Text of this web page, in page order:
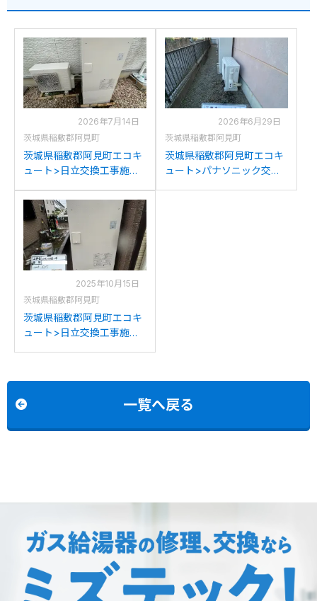
2026年7月14日
茨城県稲敷郡阿見町
茨城県稲敷郡阿見町エコキ
ュート>日立交換工事施工
日立BHP-FG37XUへの交換
2026年6月29日
茨城県稲敷郡阿見町
茨城県稲敷郡阿見町エコキ
ュート>パナソニック交換
2025年10月15日
茨城県稲敷郡阿見町
茨城県稲敷郡阿見町エコキ
ュート>日立交換工事施工
一覧へ戻る